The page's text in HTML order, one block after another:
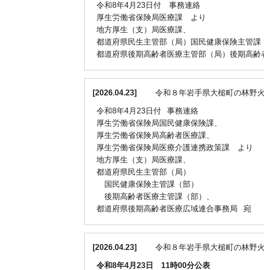
令和8年4月23日付 事務連絡
厚生労働省保険局医療課 より
地方厚生（支）局医療課、
都道府県民生主管部（局）国民健康保険主管課
都道府県後期高齢者医療主管部（局）後期高
[2026.04.23] 令和８年岩手県大槌町の林野
令和8年4月23日付 事務連絡
厚生労働省保険局国民健康保険課、
厚生労働省保険局高齢者医療課、
厚生労働省保険局医療介護連携政策課 より
地方厚生（支）局医療課、
都道府県民生主管部（局）
国民健康保険主管課（部）
後期高齢者医療主管課（部）、
都道府県後期高齢者医療広域連合事務局 宛
[2026.04.23] 令和８年岩手県大槌町の林野
令和8年4月23日 11時00分公表